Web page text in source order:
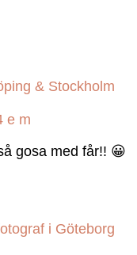
& Stockholm
e m
gosa med får!! 😀
i Göteborg